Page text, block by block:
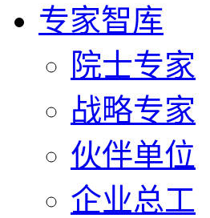
专家智库
院士专家
战略专家
伙伴单位
企业总工